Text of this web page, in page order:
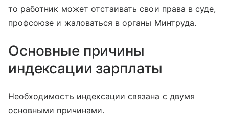
то работник может отстаивать свои права в суде,
профсоюзе и жаловаться в органы Минтруда.
Основные причины
индексации зарплаты
Необходимость индексации связана с двумя
основными причинами.